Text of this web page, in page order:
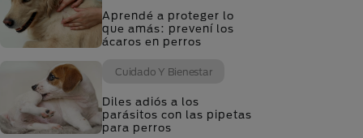
Aprendé a proteger lo
que amás: prevení los
ácaros en perros
Cuidado Y Bienestar
Diles adiós a los
parásitos con las pipetas
para perros